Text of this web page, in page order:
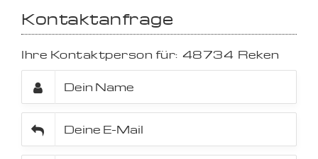
Kontaktanfrage
Ihre Kontaktperson für: 48734 Reken